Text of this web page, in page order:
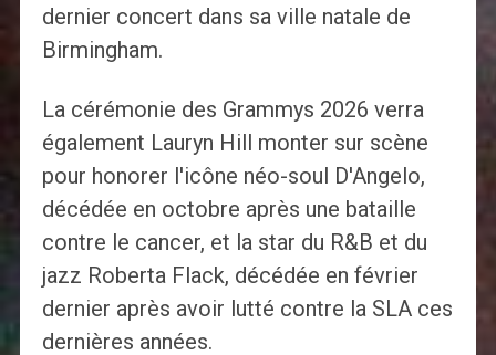
dernier concert dans sa ville natale de
Birmingham.
La cérémonie des Grammys 2026 verra
également Lauryn Hill monter sur scène
pour honorer l'icône néo-soul D'Angelo,
décédée en octobre après une bataille
contre le cancer, et la star du R&B et du
jazz Roberta Flack, décédée en février
dernier après avoir lutté contre la SLA ces
dernières années.